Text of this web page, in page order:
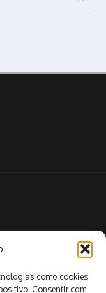
como cookies
Consentir com